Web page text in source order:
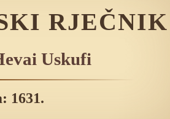
RJEČNIK
Uskufi
1631.